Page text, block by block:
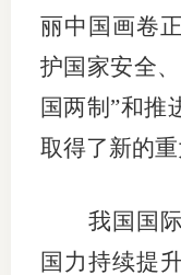
丽中国画卷
护国家安全
国两制”和推
取得了新的重
我国国
国力持续提